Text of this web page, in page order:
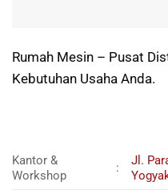
Rumah Mesin – Pusat
Kebutuhan Usaha Anda.
Kantor &
Workshop
:
Jl.